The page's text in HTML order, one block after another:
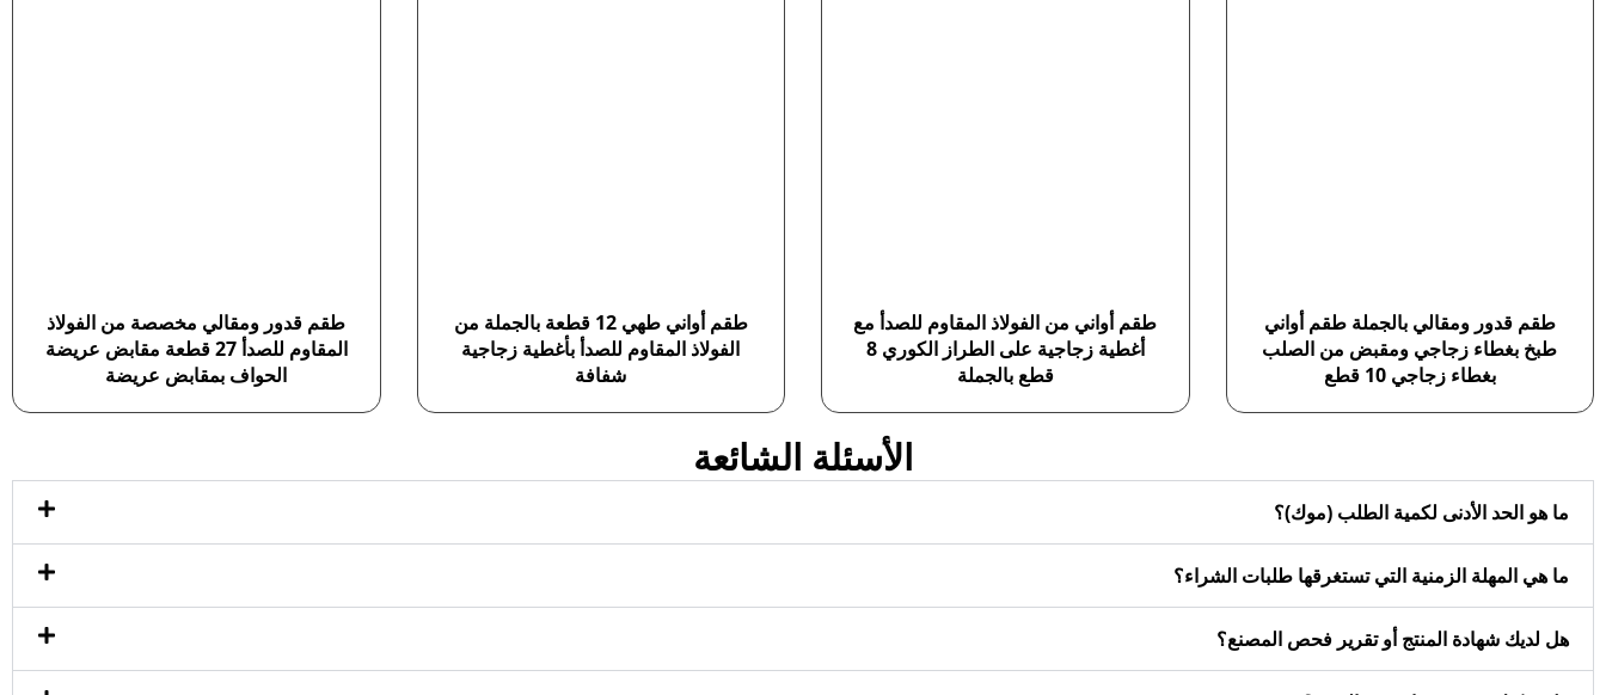
طقم قدور ومقالي بالجملة طقم أواني
طبخ بغطاء زجاجي ومقبض من الصلب
بغطاء زجاجي 10 قطع
طقم أواني من الفولاذ المقاوم للصدأ مع
أغطية زجاجية على الطراز الكوري 8
قطع بالجملة
طقم أواني طهي 12 قطعة بالجملة من
الفولاذ المقاوم للصدأ بأغطية زجاجية
شفافة
طقم قدور ومقالي مخصصة من الفولاذ
المقاوم للصدأ 27 قطعة مقابض عريضة
الحواف بمقابض عريضة
الأسئلة الشائعة
ما هو الحد الأدنى لكمية الطلب (موك)؟
ما هي المهلة الزمنية التي تستغرقها طلبات الشراء؟
هل لديك شهادة المنتج أو تقرير فحص المصنع؟